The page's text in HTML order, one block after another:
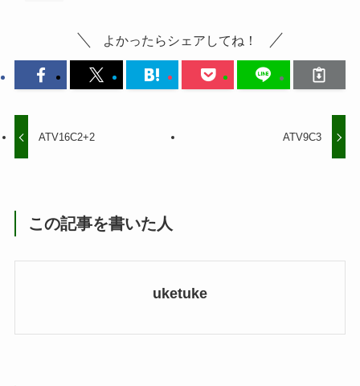
よかったらシェアしてね！
ATV16C2+2 ATV9C3
この記事を書いた人
uketuke